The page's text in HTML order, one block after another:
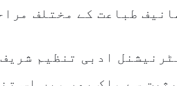
طباعت کے مختلف
ادبی تنظیم